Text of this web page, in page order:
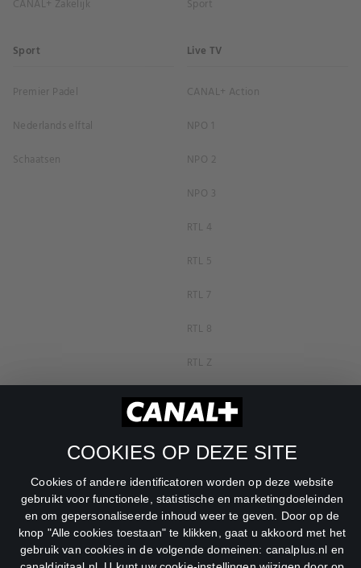
COOKIES OP DEZE SITE
Cookies of andere identificatoren worden op deze website
gebruikt voor functionele, statistische en marketingdoeleinden
en om gepersonaliseerde inhoud weer te geven. Door op de
knop "Alle cookies toestaan" te klikken, gaat u akkoord met het
gebruik van cookies in de volgende domeinen: canalplus.nl en
CANAL+ Zakelijk
Sport
Sport
Premier Padel
Nederlands elftal
Schaatsen
Live TV
CANAL+ Action
NPO 1
NPO 2
NPO 3
RTL 4
RTL 5
RTL 7
RTL 8
RTL Z
SBS6
Net5
Veronica
DreamWorks Channel